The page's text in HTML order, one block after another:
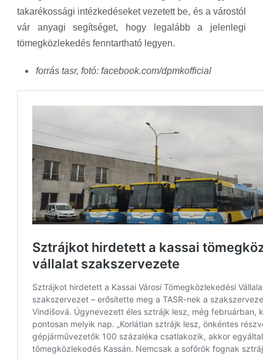
takarékossági intézkedéseket vezetett be, és a várostól
vár anyagi segítséget, hogy legalább a jelenlegi
tömegközlekedés fenntartható legyen.
forrás tasr, fotó: facebook.com/dpmkofficial